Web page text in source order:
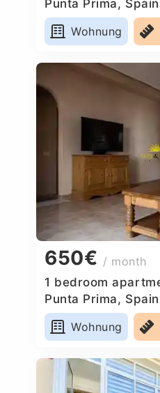
Punta Prima, Spain
Wohnung
650€ / month
1 bedroom
Punta Prima, Spain
Wohnung